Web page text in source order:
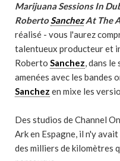
Marijuana Sessions In
RobertoSanchezAt The
réalisé - vous l'aurez
talentueux producteur et
Roberto Sanchez, dans le
amenées avec les bandes
Sanchez en mixe les
Des studios de Channel
Ark en Espagne, il n'y
des milliers de kilomètres